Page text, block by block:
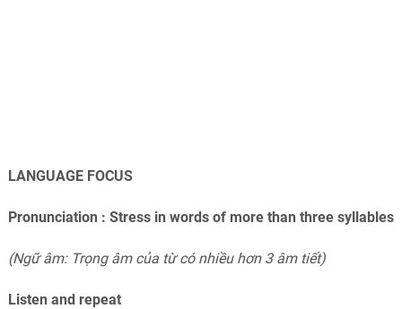
LANGUAGE FOCUS
Pronunciation : Stress in words of more than three syllables
(Ngữ âm: Trọng âm của từ có nhiều hơn 3 âm tiết)
Listen and repeat